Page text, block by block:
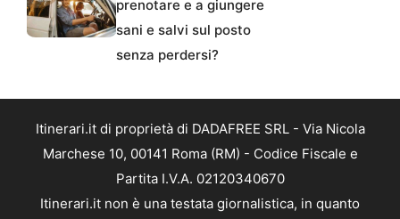
prenotare e a giungere
sani e salvi sul posto
senza perdersi?
Itinerari.it di proprietà di DADAFREE SRL - Via Nicola
Marchese 10, 00141 Roma (RM) - Codice Fiscale e
Partita I.V.A. 02120340670
Itinerari.it non è una testata giornalistica, in quanto